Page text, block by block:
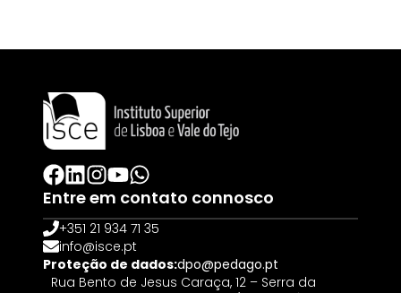
Entre em contato connosco
+351 21 934 71 35
info@isce.pt
Proteção de dados:dpo@pedago.pt
Rua Bento de Jesus Caraça, 12 – Serra da